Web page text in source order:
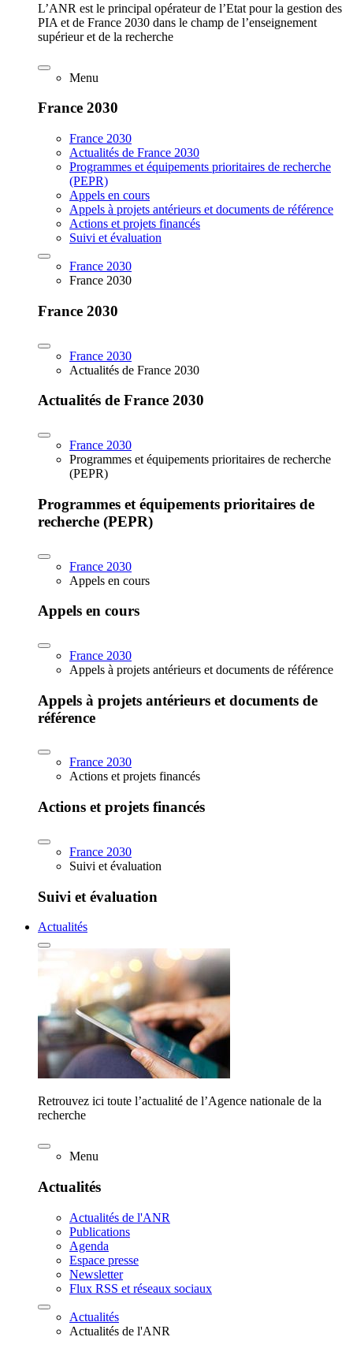
L’ANR est le principal opérateur de l’Etat pour la gestion des
PIA et de France 2030 dans le champ de l’enseignement
supérieur et de la recherche
Menu
France 2030
France 2030
Actualités de France 2030
Programmes et équipements prioritaires de recherche
(PEPR)
Appels en cours
Appels à projets antérieurs et documents de référence
Actions et projets financés
Suivi et évaluation
France 2030
France 2030
France 2030
France 2030
Actualités de France 2030
Actualités de France 2030
France 2030
Programmes et équipements prioritaires de recherche
(PEPR)
Programmes et équipements prioritaires de
recherche (PEPR)
France 2030
Appels en cours
Appels en cours
France 2030
Appels à projets antérieurs et documents de référence
Appels à projets antérieurs et documents de
référence
France 2030
Actions et projets financés
Actions et projets financés
France 2030
Suivi et évaluation
Suivi et évaluation
Actualités
Retrouvez ici toute l’actualité de l’Agence nationale de la
recherche
Menu
Actualités
Actualités de l'ANR
Publications
Agenda
Espace presse
Newsletter
Flux RSS et réseaux sociaux
Actualités
Actualités de l'ANR